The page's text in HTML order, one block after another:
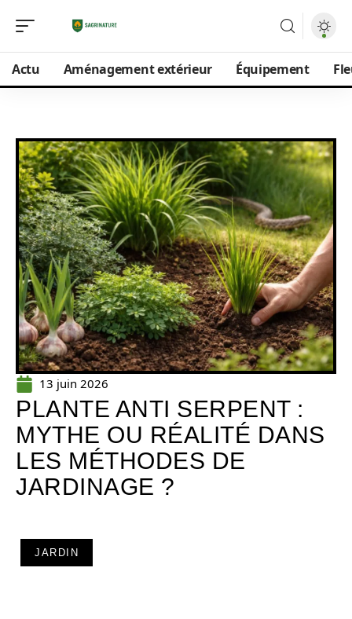
Actu Aménagement extérieur Équipement
13 juin 2026
PLANTE ANTI SERPENT :
MYTHE OU RÉALITÉ DANS
LES MÉTHODES DE
JARDINAGE ?
JARDIN